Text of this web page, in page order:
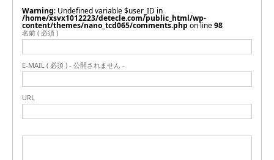
Warning : Undefined variable $user_ID in
/home/xsvx1012223/detecle.com/public_html/wp-
content/themes/nano_tcd065/comments.php on line98
名前 ( 必須 )
E-MAIL ( 必須 ) - 公開されません -
URL